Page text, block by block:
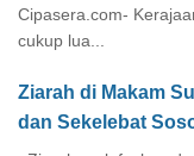
Cipasera.com-
cukup lua...
Ziarah di Makam
dan Sekelebat